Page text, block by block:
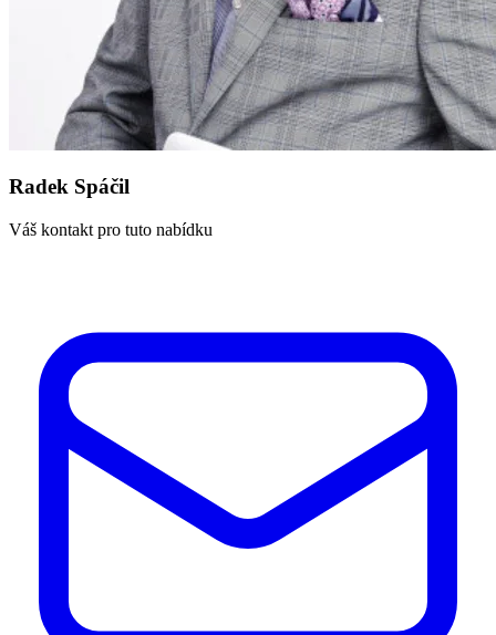
Radek Spáčil
Váš kontakt pro tuto nabídku